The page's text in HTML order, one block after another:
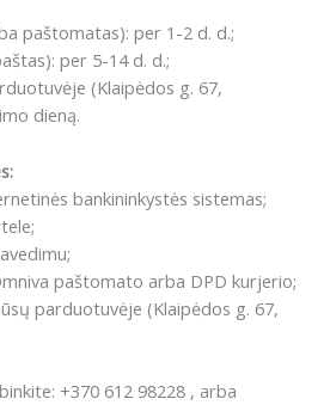
paštomatas): per 1-2 d. d.;
per 5-14 d. d.;
(Klaipėdos g. 67,
dieną.
bankininkystės sistemas;
paštomato arba DPD kurjerio;
parduotuvėje (Klaipėdos g. 67,
+370 612 98228 , arba